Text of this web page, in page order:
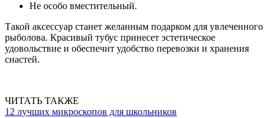
Не особо вместительный.
Такой аксессуар станет желанным подарком для увлеченного
рыболова. Красивый тубус принесет эстетическое
удовольствие и обеспечит удобство перевозки и хранения
снастей.
ЧИТАТЬ ТАКЖЕ
12 лучших микроскопов для школьников